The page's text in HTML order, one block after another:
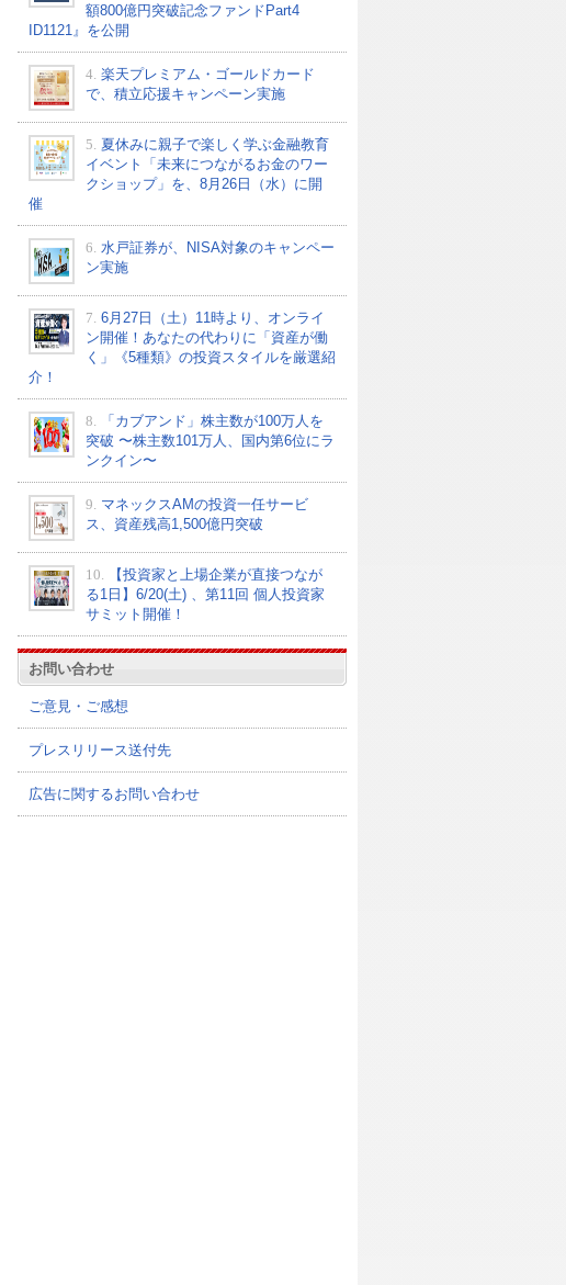
額800億円突破記念ファンドPart4
ID1121』を公開
4. 楽天プレミアム・ゴールドカード
で、積立応援キャンペーン実施
5. 夏休みに親子で楽しく学ぶ金融教育
イベント「未来につながるお金のワー
クショップ」を、8月26日（水）に開
催
6. 水戸証券が、NISA対象のキャンペー
ン実施
7. 6月27日（土）11時より、オンライ
ン開催！あなたの代わりに「資産が働
く」《5種類》の投資スタイルを厳選紹
介！
8.
「カブアンド」株主数が100万人を
突破 〜株主数101万人、国内第6位にラ
ンクイン〜
9. マネックスAMの投資一任サービ
ス、資産残高1,500億円突破
10.
【投資家と上場企業が直接つなが
る1日】6/20(土) 、第11回 個人投資家
サミット開催！
お問い合わせ
ご意見・ご感想
プレスリリース送付先
広告に関するお問い合わせ